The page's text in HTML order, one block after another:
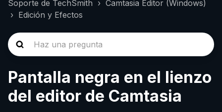
Soporte de TechSmith
Camtasia Editor (Windows)
Edición y Efectos
Pantalla negra en el lienzo
del editor de Camtasia